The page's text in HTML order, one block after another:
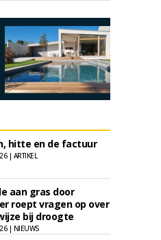
hitte en de factuur
| ARTIKEL
aan gras door
roept vragen op over
bij droogte
| NIEUWS